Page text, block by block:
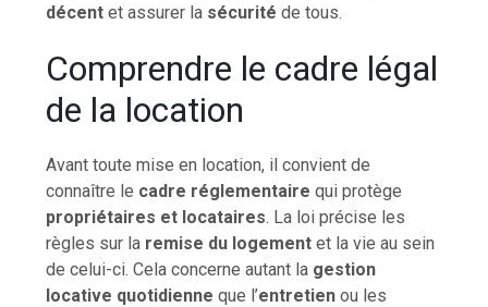
décent et assurer la sécurité de tous.
Comprendre le cadre légal
de la location
Avant toute mise en location, il convient de
connaître le cadre réglementaire qui protège
propriétaires et locataires. La loi précise les
règles sur la remise du logement et la vie au sein
de celui-ci. Cela concerne autant la gestion
locative quotidienne que l’entretien ou les